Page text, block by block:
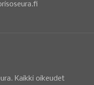
Kaikki oikeudet